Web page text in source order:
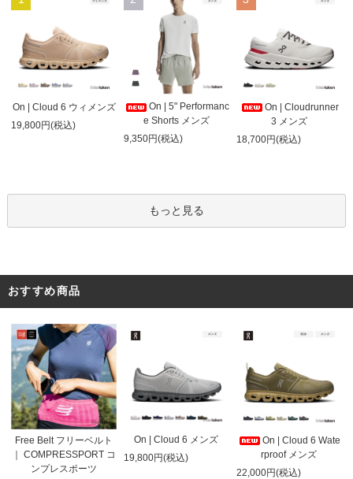
On | Cloud 6 ウィメンズ
19,800円(税込)
On | 5" Performanc
e Shorts メンズ
9,350円(税込)
On | Cloudrunner
3 メンズ
18,700円(税込)
もっと見る
おすすめ商品
Free Belt フリーベルト
｜ COMPRESSPORT コ
ンプレスポーツ
On | Cloud 6 メンズ
19,800円(税込)
On | Cloud 6 Wate
rproof メンズ
22,000円(税込)